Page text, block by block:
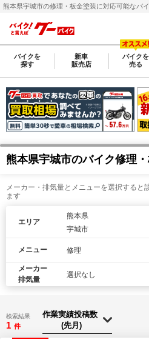
バイクを
探す
新車
販売店
バイクを
売る
熊本県宇城市のバイク修理
メーカー・排気量とメニューを選択すると
ます
エリア
熊本県
宇城市
メニュー 修理
メーカー
排気量
選択なし
検索結果
1 件